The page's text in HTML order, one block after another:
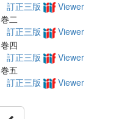
訂正三版
Viewer
巻二
訂正三版
Viewer
巻四
訂正三版
Viewer
巻五
訂正三版
Viewer